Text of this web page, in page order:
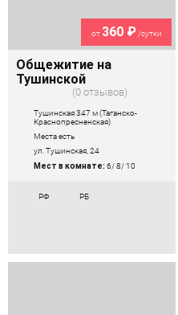
от 360 ₽/сутки
Общежитие на
Тушинской
0 отзывов
Тушинская 347 м (Таганско-
Краснопресненская)
Места есть
ул. Тушинская, 24
Мест в комнате: 6/ 8/ 10
РФ РБ